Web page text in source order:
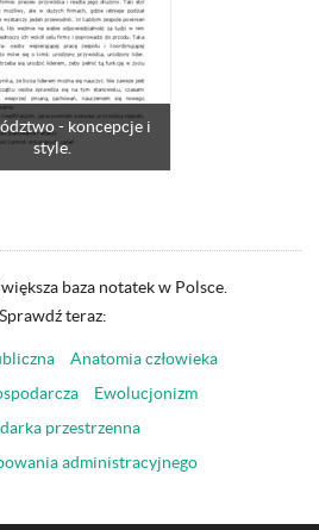
- koncepcje i
style.
baza notatek w Polsce.
Sprawdź teraz:
Anatomia człowieka
Ewolucjonizm
przestrzenna
administracyjnego